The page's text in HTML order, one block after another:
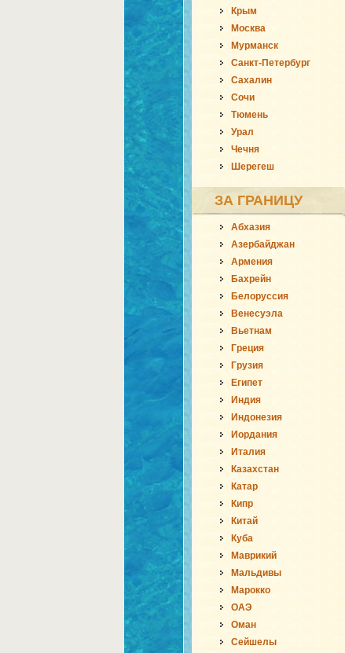
Крым
Москва
Мурманск
Санкт-Петербург
Сахалин
Сочи
Тюмень
Урал
Чечня
Шерегеш
ЗА ГРАНИЦУ
Абхазия
Азербайджан
Армения
Бахрейн
Белоруссия
Венесуэла
Вьетнам
Греция
Грузия
Египет
Индия
Индонезия
Иордания
Италия
Казахстан
Катар
Кипр
Китай
Куба
Маврикий
Мальдивы
Марокко
ОАЭ
Оман
Сейшелы